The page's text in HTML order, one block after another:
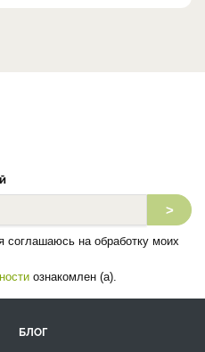
>
соглашаюсь на обработку моих
ознакомлен (а).
БЛОГ